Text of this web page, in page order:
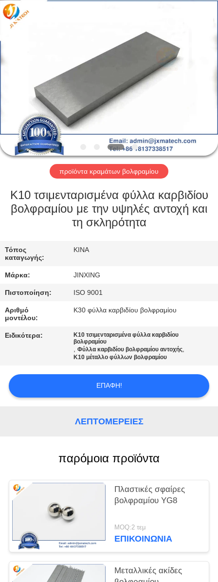
ΠΡΟΪΌΝΤΑ
ΠΕΡΊΠΟΥ
ΕΜΕΊΣ
ΓΎΡΟΣ
ΕΡΓΟΣΤΑΣΊΩΝ
ΜΑΣ
ΕΠΑΦΉ
ΜΕ
ΕΙΔΉΣΕΙΣ
ΠΕΡΙΠΤΏΣΕΙΣ
ΈΝΑ
ΑΠΌΣΠΑΣΜΑ
PRIVACY
LTD.
All
Rights
Reserved.
Developed
ECER
προϊόντα κραμάτων βολφραμίου
K10 τσιμενταρισμένα φύλλα καρβιδίου
βολφραμίου με την υψηλές αντοχή και
τη σκληρότητα
Τόπος
καταγωγής:
ΚΙΝΑ
Μάρκα: JINXING
Πιστοποίηση: ISO 9001
Αριθμό
μοντέλου:
K30 φύλλα καρβιδίου βολφραμίου
Ειδικότερα:
K10 τσιμενταρισμένα φύλλα καρβιδίου
βολφραμίου
,Φύλλα καρβιδίου βολφραμίου αντοχής,
K10 μέταλλο φύλλων βολφραμίου
ΕΠΑΦΉ!
ΛΕΠΤΟΜΈΡΕΙΕΣ
παρόμοια προϊόντα
Πλαστικές σφαίρες
βολφραμίου YG8
MOQ:2 τεμ
ΕΠΙΚΟΙΝΩΝΊΑ
Μεταλλικές ακίδες